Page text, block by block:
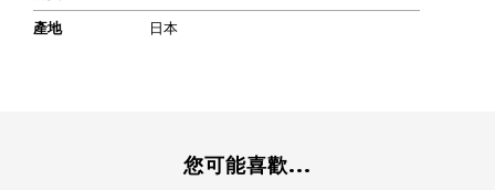
產地
日本
您可能喜歡...